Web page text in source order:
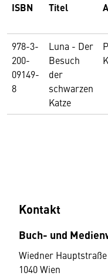
ISBN Titel
978-3-
200-
09149-
8
Luna - Der
Besuch
der
schwarzen
Katze
Kontakt
Buch- und
Wiedner
1040 Wien